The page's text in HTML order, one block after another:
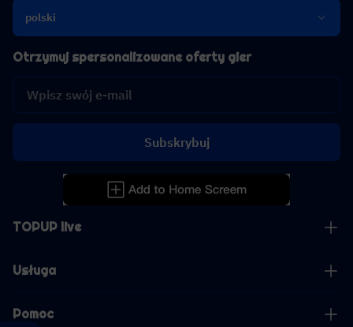
polski
TOPUP live
Usługa
Pomoc
Otrzymuj spersonalizowane oferty gier
Subskrybuj